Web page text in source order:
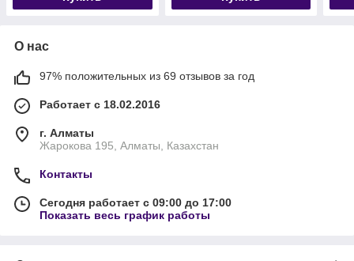
О нас
97% положительных из 69 отзывов за год
Работает с 18.02.2016
г. Алматы
Жарокова 195, Алматы, Казахстан
Контакты
Сегодня работает с 09:00 до 17:00
Показать весь график работы